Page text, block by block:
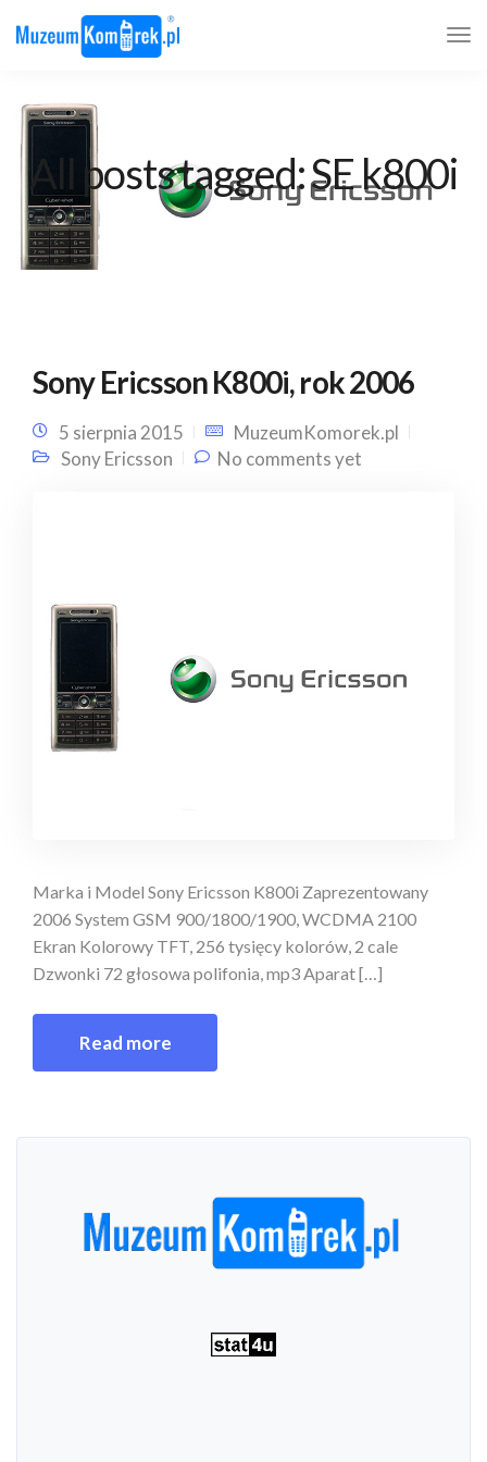
All posts tagged: SE k800i
Sony Ericsson K800i, rok 2006
5 sierpnia 2015
MuzeumKomorek.pl
Sony Ericsson
No comments yet
Marka i Model Sony Ericsson K800i Zaprezentowany
2006 System GSM 900/1800/1900, WCDMA 2100
Ekran Kolorowy TFT, 256 tysięcy kolorów, 2 cale
Dzwonki 72 głosowa polifonia, mp3 Aparat […]
Read more